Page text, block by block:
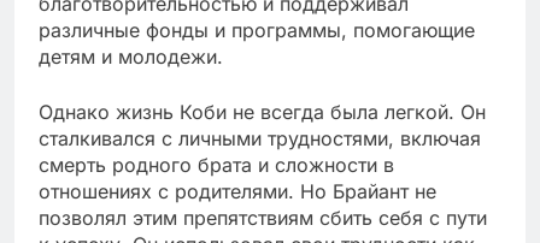
различные фонды и программы, помогающие
детям и молодежи.
Однако жизнь Коби не всегда была легкой. Он
сталкивался с личными трудностями, включая
смерть родного брата и сложности в
отношениях с родителями. Но Брайант не
позволял этим препятствиям сбить себя с пути